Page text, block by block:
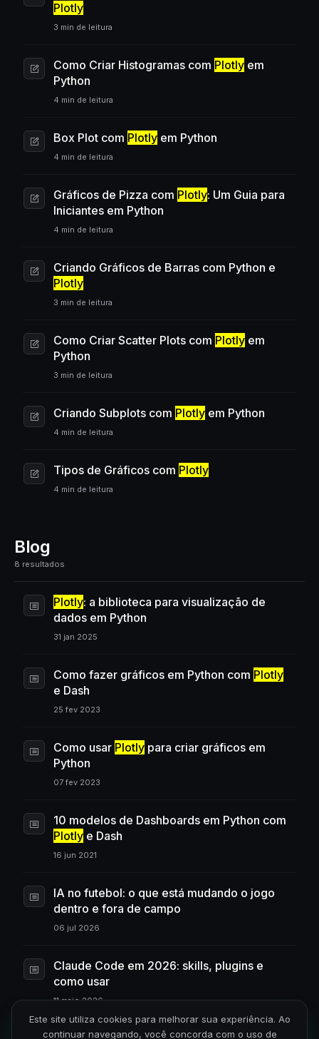
Plotly
3 min de leitura
Como Criar Histogramas com Plotly em
Python
4 min de leitura
Box Plot com Plotly em Python
4 min de leitura
Gráficos de Pizza com Plotly: Um Guia para
Iniciantes em Python
4 min de leitura
Criando Gráficos de Barras com Python e
Plotly
3 min de leitura
Como Criar Scatter Plots com Plotly em
Python
3 min de leitura
Criando Subplots com Plotly em Python
4 min de leitura
Tipos de Gráficos com Plotly
4 min de leitura
Blog
8 resultados
Plotly: a biblioteca para visualização de
dados em Python
31 jan 2025
Como fazer gráficos em Python com Plotly
e Dash
25 fev 2023
Como usar Plotly para criar gráficos em
Python
07 fev 2023
10 modelos de Dashboards em Python com
Plotly e Dash
16 jun 2021
IA no futebol: o que está mudando o jogo
dentro e fora de campo
06 jul 2026
Claude Code em 2026: skills, plugins e
como usar
11 maio 2026
Este site utiliza cookies para melhorar sua experiência. Ao
continuar navegando, você concorda com o uso de